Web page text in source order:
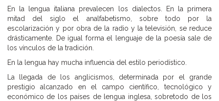
En la lengua italiana prevalecen los dialectos. En la primera
mitad del siglo el analfabetismo, sobre todo por la
escolarización y por obra de la radio y la televisión, se reduce
drásticamente. De igual forma el lenguaje de la poesía sale de
los vínculos de la tradición.
En la lengua hay mucha influencia del estilo periodístico.
La llegada de los anglicismos, determinada por el grande
prestigio alcanzado en el campo científico, tecnológico y
económico de los países de lengua inglesa, sobretodo de los